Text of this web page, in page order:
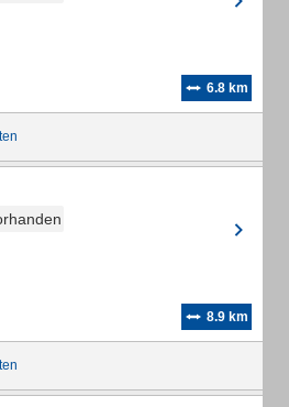
6.8 km
8.9 km